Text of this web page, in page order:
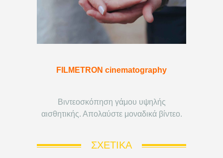
FILMETRON cinematography
Βιντεοσκόπηση γάμου υψηλής
αισθητικής. Απολαύστε μοναδικά βίντεο.
ΣΧΕΤΙΚΆ